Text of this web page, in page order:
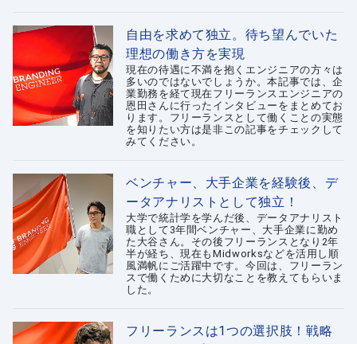
自由を求めて独立。待ち望んでいた
理想の働き方を実現
現在の待遇に不満を抱くエンジニアの方々は
多いのではないでしょうか。本記事では、企
業勤務を経て現在フリーランスエンジニアの
恩田さんに行ったインタビューをまとめてお
ります。フリーランスとして働くことの実態
を知りたい方は是非この記事をチェックして
みてください。
ベンチャー、大手企業を経験後、デ
ータアナリストとして独立！
大学で統計学を学んだ後、データアナリスト
職として3年間ベンチャー、大手企業に勤め
た大谷さん。その後フリーランスとなり2年
半が経ち、現在もMidworksなどを活用し順
風満帆にご活躍中です。今回は、フリーラン
スで働くために大切なことを教えてもらいま
した。
フリーランスは1つの選択肢！戦略